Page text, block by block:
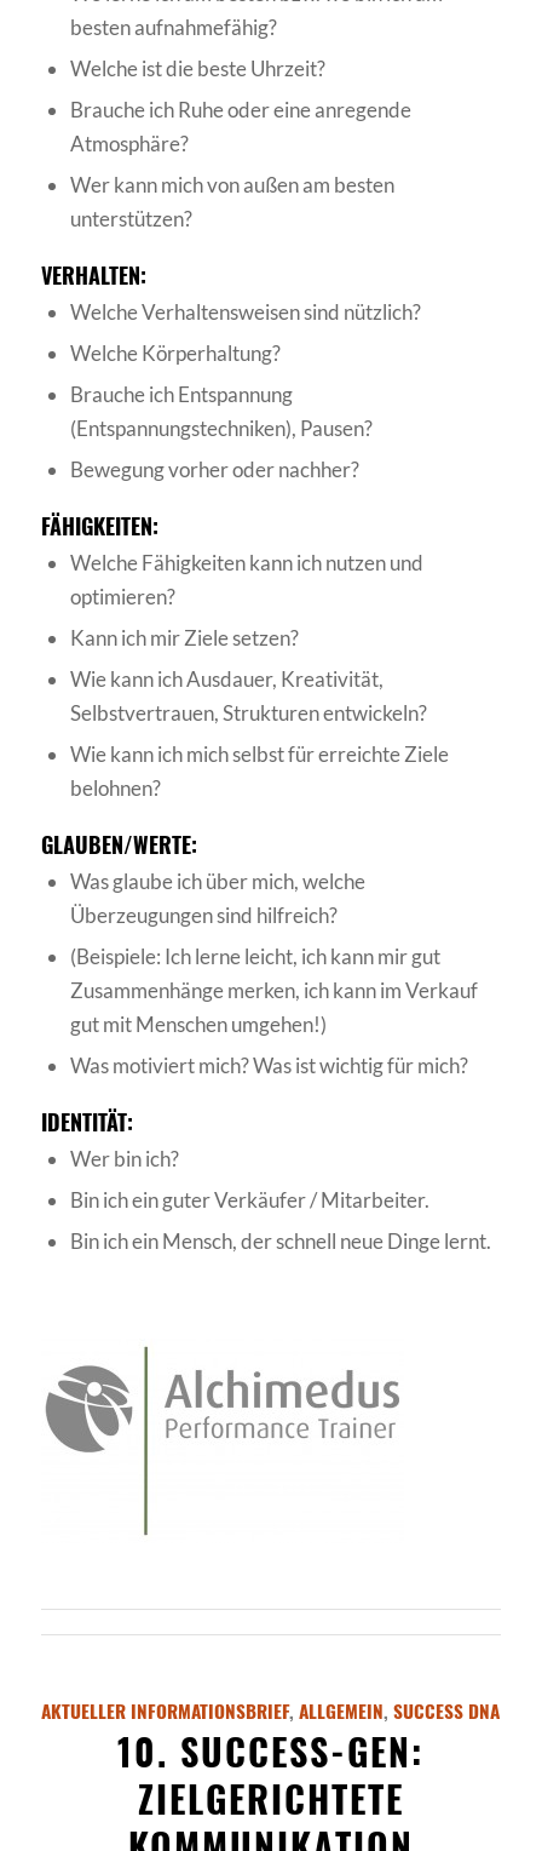
besten aufnahmefähig?
Welche ist die beste Uhrzeit?
Brauche ich Ruhe oder eine anregende
Atmosphäre?
Wer kann mich von außen am besten
unterstützen?
VERHALTEN:
Welche Verhaltensweisen sind nützlich?
Welche Körperhaltung?
Brauche ich Entspannung
(Entspannungstechniken), Pausen?
Bewegung vorher oder nachher?
FÄHIGKEITEN:
Welche Fähigkeiten kann ich nutzen und
optimieren?
Kann ich mir Ziele setzen?
Wie kann ich Ausdauer, Kreativität,
Selbstvertrauen, Strukturen entwickeln?
Wie kann ich mich selbst für erreichte Ziele
belohnen?
GLAUBEN/WERTE:
Was glaube ich über mich, welche
Überzeugungen sind hilfreich?
(Beispiele: Ich lerne leicht, ich kann mir gut
Zusammenhänge merken, ich kann im Verkauf
gut mit Menschen umgehen!)
Was motiviert mich? Was ist wichtig für mich?
IDENTITÄT:
Wer bin ich?
Bin ich ein guter Verkäufer / Mitarbeiter.
Bin ich ein Mensch, der schnell neue Dinge lernt.
AKTUELLER INFORMATIONSBRIEF,ALLGEMEIN,SUCCESS DNA
10. SUCCESS-GEN:
ZIELGERICHTETE